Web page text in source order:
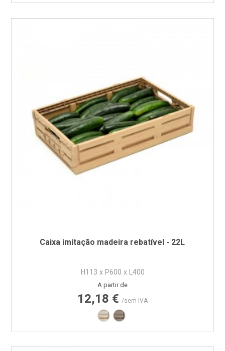
Caixa imitação madeira rebatível - 22L
H113 x P600 x L400
Preço
A partir de
12,18 € /sem IVA
Imitação Madeira - Castanho Claro
Imitação Madeira - Castanho